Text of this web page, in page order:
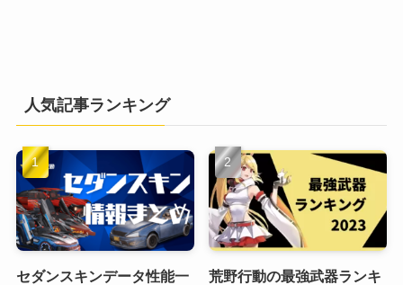
人気記事ランキング
セダンスキンデータ性能一
荒野行動の最強武器ランキ